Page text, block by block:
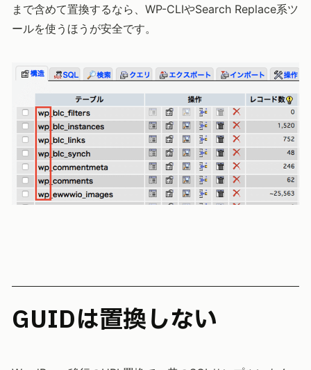
まで含めて置換するなら、WP-CLIやSearch Replace系ツ
ールを使うほうが安全です。
GUIDは置換しない